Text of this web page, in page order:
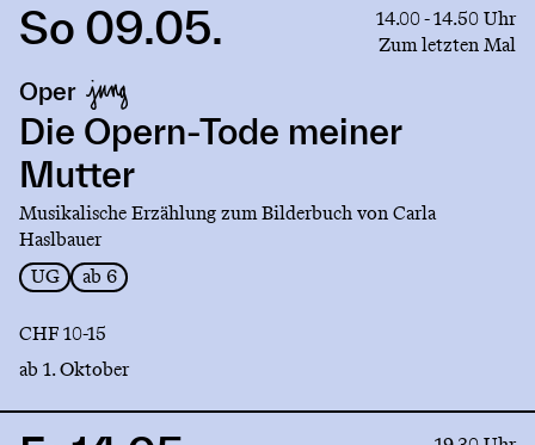
Link
Die
Opern-
Tode
meiner
Mutter
So 09.05.
14.00 - 14.50 Uhr
Zum letzten Mal
Oper
Die Opern-Tode meiner
Mutter
Musikalische Erzählung zum Bilderbuch von Carla
Haslbauer
UG
ab 6
CHF 10-15
ab 1. Oktober